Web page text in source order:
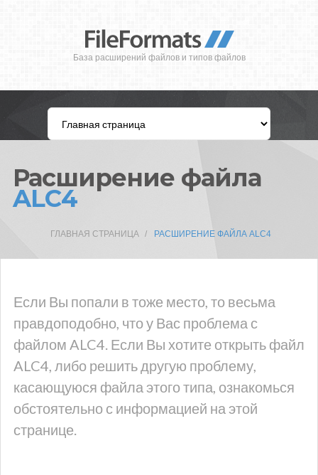
База расширений файлов и типов файлов
Расширение файла
ALC4
ГЛАВНАЯ СТРАНИЦА РАСШИРЕНИЕ ФАЙЛА ALC4
Если Вы попали в тоже место, то весьма
правдоподобно, что у Вас проблема с
файлом ALC4. Если Вы хотите открыть файл
ALC4, либо решить другую проблему,
касающуюся файла этого типа, ознакомься
обстоятельно с информацией на этой
странице.